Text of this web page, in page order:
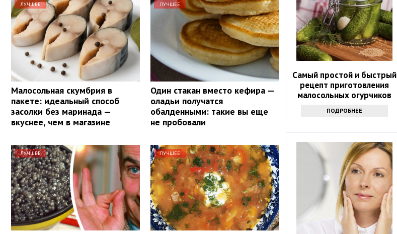
ЛУЧШЕЕ
Малосольная скумбрия в
пакете: идеальный способ
засолки без маринада —
вкуснее, чем в магазине
ЛУЧШЕЕ
Один стакан вместо кефира —
оладьи получатся
обалденными: такие вы еще
не пробовали
ЛУЧШЕЕ ЛУЧШЕЕ
Самый простой и быстрый
рецепт приготовления
малосольных огурчиков
ПОДРОБНЕЕ